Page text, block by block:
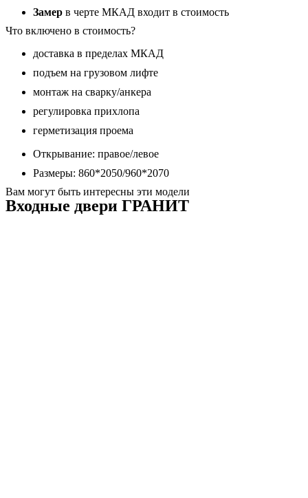
Замер в черте МКАД входит в стоимость
Что включено в стоимость?
доставка в пределах МКАД
подъем на грузовом лифте
монтаж на сварку/анкера
регулировка прихлопа
герметизация проема
Открывание: правое/левое
Размеры: 860*2050/960*2070
Вам могут быть интересны эти модели
Входные двери ГРАНИТ